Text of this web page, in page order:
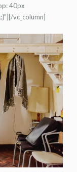
40px
vc_column]